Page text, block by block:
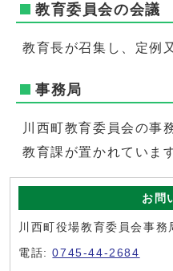
教育委員会の会議
教育長が召集し、定例
事務局
川西町教育委員会の事
教育課が置かれていま
お問
川西町役場教育委員会事務
電話:0745-44-2684